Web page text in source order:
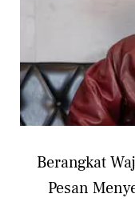
Berangkat
Pesan